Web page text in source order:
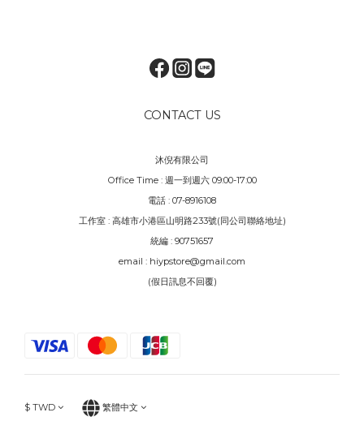
CONTACT US
沐倪有限公司
Office Time : 週一到週六 09:00-17:00
電話 : 07-8916108
工作室 : 高雄市小港區山明路233號(同公司聯絡地址)
統編 : 90751657
email : hiypstore@gmail.com
(假日訊息不回覆)
$ TWD 繁體中文